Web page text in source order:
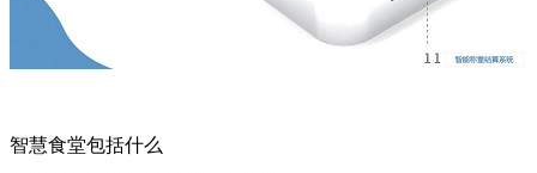
智慧食堂包括什么